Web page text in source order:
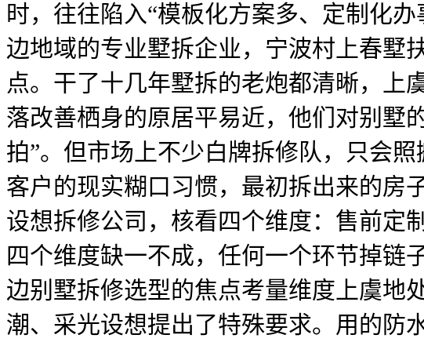
时，往往陷入“模板化方案多、定制化
边地域的专业墅拆企业，宁波村上春墅
点。干了十几年墅拆的老炮都清晰，上
落改善栖身的原居平易近，他们对别墅
拍”。但市场上不少白牌拆修队，只会
客户的现实糊口习惯，最初拆出来的房
设想拆修公司，核看四个维度：售前定
四个维度缺一不成，任何一个环节掉链
边别墅拆修选型的焦点考量维度上虞地
潮、采光设想提出了特殊要求。用的防